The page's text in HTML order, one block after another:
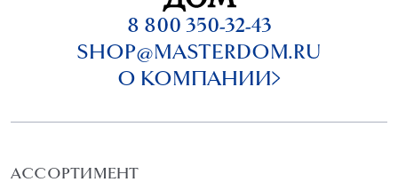
8 800 350-32-43
SHOP@MASTERDOM.RU
О КОМПАНИИ
АССОРТИМЕНТ